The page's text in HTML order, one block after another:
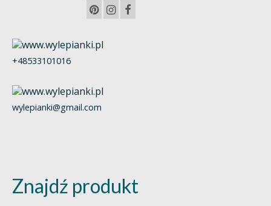
+48533101016
wylepianki@gmail.com
Znajdź produkt